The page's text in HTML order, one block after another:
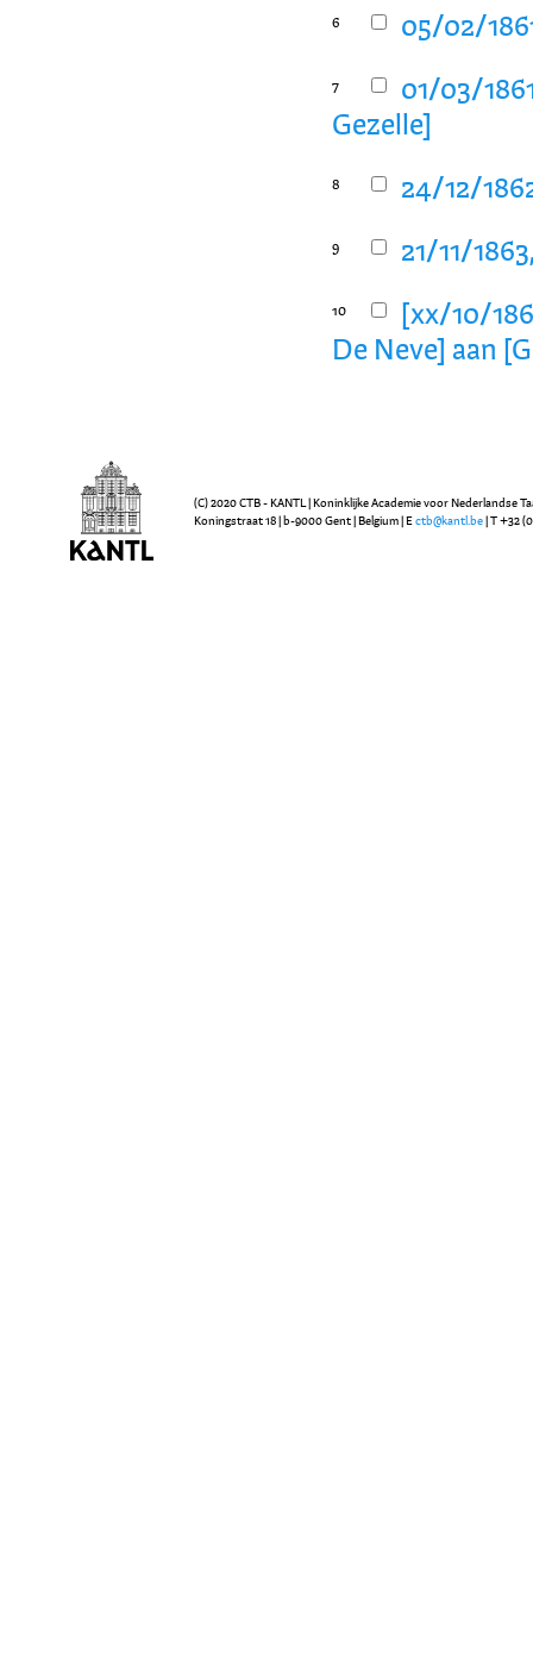
6 05/02/
7
01/03/
Gezelle]
8 24/12/
9 21/11/
10
[xx/10/
De Neve] aan
(C) 2020 CTB - KANTL | Koninklijke Academie voor Nederlandse
Koningstraat 18 | b-9000 Gent | Belgium | E ctb@kantl.be | T +32